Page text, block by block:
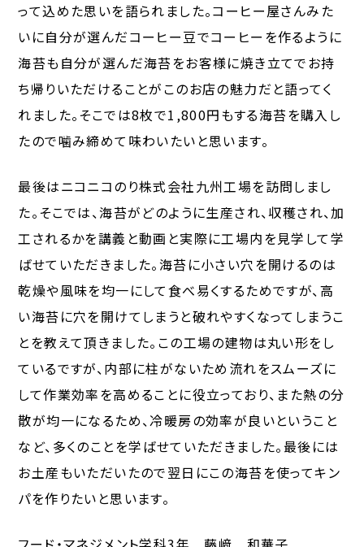
って込めた思いを語られました。コーヒー屋さんみた
いに自分が選んだコーヒー豆でコーヒーを作るように
海苔も自分が選んだ海苔をお客様に焼き立てでお持
ち帰りいただけることがこのお店の魅力だと語ってく
れました。そこでは8枚で1,800円もする海苔を購入し
たので噛み締めて味わいたいと思います。
最後はニコニコのり株式会社九州工場を訪問しまし
た。そこでは、海苔がどのように生産され、収穫され、加
工されるかを講義と動画と実際に工場内を見学して学
ばせていただきました。海苔に小さい穴を開けるのは
乾燥や風味を均一にして食べ易くするためですが、高
い海苔に穴を開けてしまうと破れやすくなってしまうこ
とを教えて頂きました。この工場の建物は丸い形をし
ているですが、内部に柱がないため流れをスムーズに
して作業効率を高めることに役立っており、また熱の分
散が均一になるため、冷暖房の効率が良いということ
など、多くのことを学ばせていただきました。最後には
お土産もいただいたので翌日にこの海苔を使ってキン
パを作りたいと思います。